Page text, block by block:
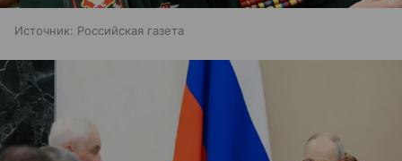
Источник: Российская газета